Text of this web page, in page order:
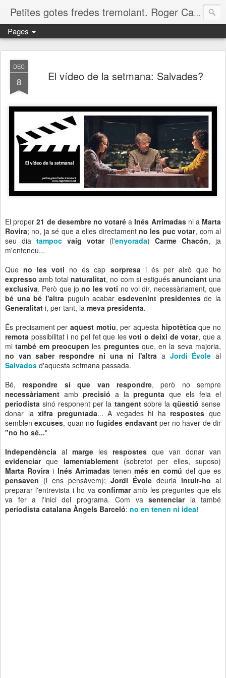
Petites gotes fredes tremolant. Roger Casero Gumbau. Girona
Pages
DEC
8 El vídeo de la setmana: Salvades?
El proper21 de desembre no votaréaInés Arrimadasni a Marta
Rovira; no, ja sé que a elles directamentno les puc votar, com al
seu dia tampoc vaig votar(l'enyorada) Carme Chacón, ja
m'enteneu...
Queno les voti no és cap sorpresai és per això que ho
expresso amb totalnaturalitat, no com si estiguésanunciantuna
exclusiva. Però que jo no les voti no vol dir, necessàriament, que
bé una bé l'altra puguin acabaresdevenint presidentesde la
Generalitat i, per tant, la meva presidenta.
És precisament per aquest motiu, per aquesta hipotèticaque no
remota possibilitat i no pel fet que les voti o deixi de votar, que a
mi també em preocupen les preguntesque, en la seva majoria,
no van saber respondre ni una ni l'altra a Jordi Évole al
Salvados d'aquesta setmana passada.
Bé,respondre sí que van respondre, però no sempre
necessàriament amb precisió a lapregunta que els feia el
periodista sinó responent per la tangent sobre la qüestió sense
donar laxifra preguntada... A vegades hi harespostes que
semblenexcuses, quan no fugides endavant per no haver de dir
"no ho sé..."
Independència al marge les respostes que van donar van
evidenciarque lamentablement(sobretot per elles, suposo)
Marta Rovira i Inés Arrimadastenenmés en comú del que es
pensaven (i ens pensàvem); Jordi Évole deuria intuir-ho al
preparar l'entrevista i ho va confirmaramb les preguntes que els
va fer a l'inici del programa. Com va sentenciarla també
periodista catalana Àngels Barceló: no en tenen ni idea!